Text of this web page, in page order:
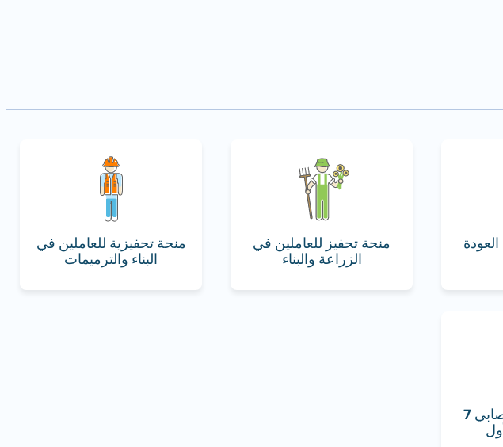
منحة تحفيز للعاملين في
الزراعة والبناء
منحة تحفيزية للعاملين في
البناء والترميمات
منحة مساعَدة لمصابي 7